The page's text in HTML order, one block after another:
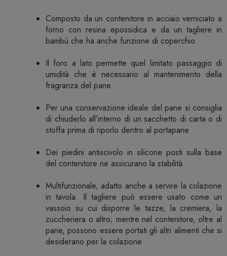
Composto da un contenitore in acciaio verniciato a
forno con resina epossidica e da un tagliere in
bambù che ha anche funzione di coperchio
Il foro a lato permette quel limitato passaggio di
umidità che è necessario al mantenimento della
fragranza del pane
Per una conservazione ideale del pane si consiglia
di chiuderlo all’interno di un sacchetto di carta o di
stoffa prima di riporlo dentro al portapane
Dei piedini antiscivolo in silicone posti sulla base
del contenitore ne assicurano la stabilità.
Multifunzionale, adatto anche a servire la colazione
in tavola. Il tagliere può essere usato come un
vassoio su cui disporre le tazze, la cremiera, la
zuccheriera o altro; mentre nel contenitore, oltre al
pane, possono essere portati gli altri alimenti che si
desiderano per la colazione